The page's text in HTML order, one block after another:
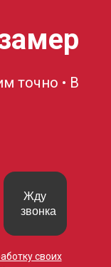
точно • В
Жду
звонка
своих